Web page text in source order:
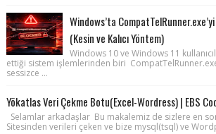
Windows’ta CompatTelRunner.exe’yi
(Kesin ve Kalıcı Yöntem)
Windows 10 ve Windows 11
ettiği sistem işlemlerinden biri
sessizce ...
Yökatlas Veri Çekme Botu(Excel-Wordress) | EBS
Selamlar arkadaşlar Bu makalemiz de sizlere en
Sitesinden verileri çeken ve bize mysql(tsql) ve